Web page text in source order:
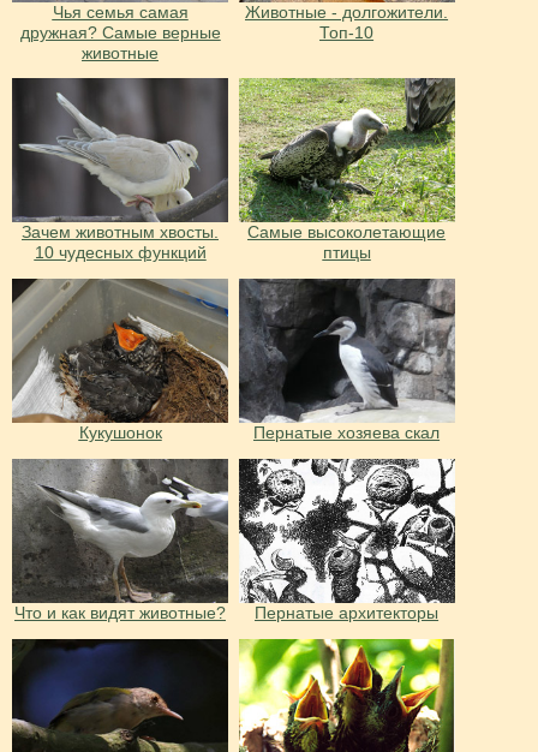
Чья семья самая
дружная? Самые верные
животные
Животные - долгожители.
Топ-10
Зачем животным хвосты.
10 чудесных функций
Самые высоколетающие
птицы
Кукушонок Пернатые хозяева скал
Что и как видят животные? Пернатые архитекторы